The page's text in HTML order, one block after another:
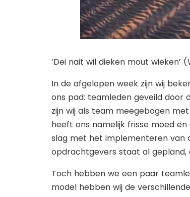
‘Dei nait wil dieken mout wieken’
In de afgelopen week zijn wij
ons pad: teamleden geveild door
zijn wij als team meegebogen
heeft ons namelijk frisse moed
slag met het implementeren van
opdrachtgevers staat al gepland,
Toch hebben we een paar
model hebben wij de